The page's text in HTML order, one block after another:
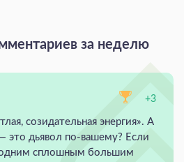
за неделю
+3
созидательная энергия». А
это дьявол по-вашему? Если
сплошным большим